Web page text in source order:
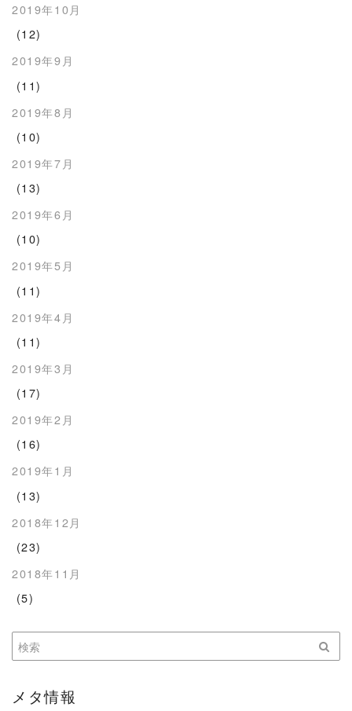
2019年10月
(12)
2019年9月
(11)
2019年8月
(10)
2019年7月
(13)
2019年6月
(10)
2019年5月
(11)
2019年4月
(11)
2019年3月
(17)
2019年2月
(16)
2019年1月
(13)
2018年12月
(23)
2018年11月
(5)
メタ情報